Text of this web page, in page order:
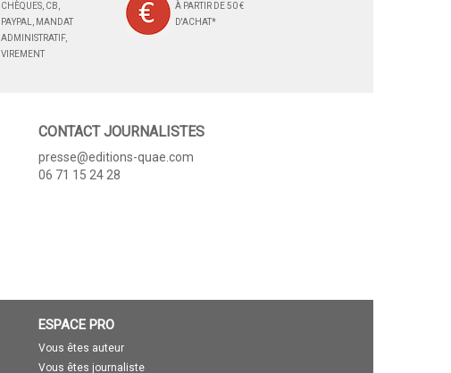
CHÈQUES, CB,
PAYPAL, MANDAT
ADMINISTRATIF,
VIREMENT
À PARTIR DE 50 €
D'ACHAT*
CONTACT JOURNALISTES
presse@editions-quae.com
06 71 15 24 28
ESPACE PRO
Vous êtes auteur
Vous êtes journaliste